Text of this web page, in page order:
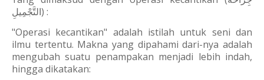
التَّجْمِيلِ) :
"Operasi kecantikan" adalah istilah untuk seni dan
ilmu tertentu. Makna yang dipahami dari-nya adalah
mengubah suatu penampakan menjadi lebih indah,
hingga dikatakan: